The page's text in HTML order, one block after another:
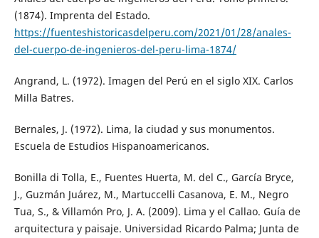
(1874). Imprenta del Estado.
https://fuenteshistoricasdelperu.com/2021/01/28/anales-
del-cuerpo-de-ingenieros-del-peru-lima-1874/
Angrand, L. (1972). Imagen del Perú en el siglo XIX. Carlos
Milla Batres.
Bernales, J. (1972). Lima, la ciudad y sus monumentos.
Escuela de Estudios Hispanoamericanos.
Bonilla di Tolla, E., Fuentes Huerta, M. del C., García Bryce,
J., Guzmán Juárez, M., Martuccelli Casanova, E. M., Negro
Tua, S., & Villamón Pro, J. A. (2009). Lima y el Callao. Guía de
arquitectura y paisaje. Universidad Ricardo Palma; Junta de